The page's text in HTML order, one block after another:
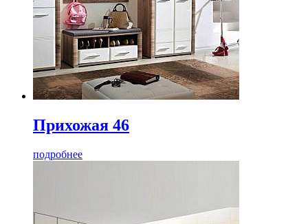
Прихожая 46
подробнее